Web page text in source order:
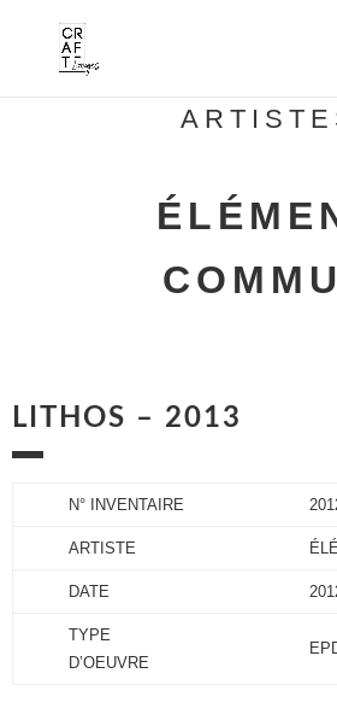
LITHOS – 2013
N° INVENTAIRE
ARTISTE
DATE
TYPE
D’OEUVRE